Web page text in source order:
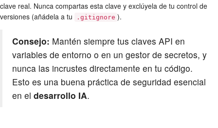
clave real. Nunca compartas esta clave y exclúyela de tu control de
versiones (añádela a tu
.gitignore ).
Consejo: Mantén siempre tus claves API en
variables de entorno o en un gestor de secretos, y
nunca las incrustes directamente en tu código.
Esto es una buena práctica de seguridad esencial
en el desarrollo IA.